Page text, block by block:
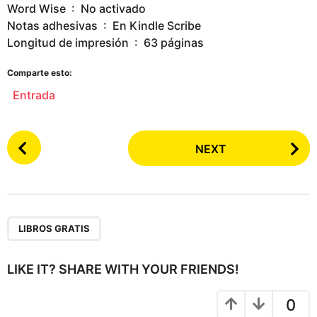
Word Wise ‏ : ‎ No activado
Notas adhesivas ‏ : ‎ En Kindle Scribe
Longitud de impresión ‏ : ‎ 63 páginas
Comparte esto:
Entrada
P
o
i
NEXT
LIBROS GRATIS
LIKE IT? SHARE WITH YOUR FRIENDS!
0